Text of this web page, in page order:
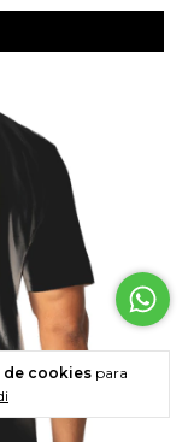
de cookies para